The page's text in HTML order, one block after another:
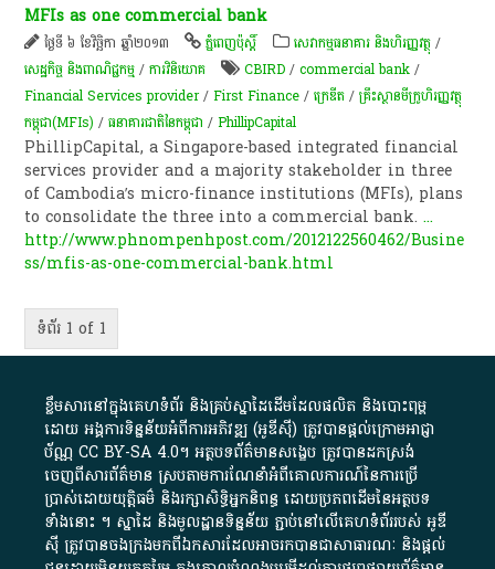
MFIs as one commercial bank
ថ្ងៃទី ៦ ខែវិច្ឆិកា ឆ្នាំ២០១៣ ភ្នំពេញប៉ុស្តិ៍ សេវាកម្មធនាគារ និងហិរញ្ញវត្ថុ /
សេដ្ឋកិច្ច និងពាណិជ្ជកម្ម /ការវិនិយោគ CBIRD /commercial bank /
Financial Services provider/First Finance /ក្រេឌីត /គ្រឹះស្ថាន​មីក្រូ​ហិរញ្ញវត្ថុ​
កម្ពុជា(MFIs) /ធនាគារជាតិនៃកម្ពុជា /PhillipCapital
PhillipCapital, a Singapore-based integrated financial
services provider and a majority stakeholder in three
of Cambodia’s micro-finance institutions (MFIs), plans
to consolidate the three into a commercial bank....
http://www.phnompenhpost.com/2012122560462/Busine
ss/mfis-as-one-commercial-bank.html
ទំព័រ 1 of 1
ខ្លឹមសារ​នៅ​ក្នុង​គេហទំព័រ និង​គ្រប់​ស្នា​ដៃ​ដើម​ដែល​ផលិត​ និង​បោះពុម្ព​
ដោយ​ អង្គការ​ទិន្នន័យ​អំពី​ការអភិវឌ្ឍ​​ (អូ​ឌី​ស៊ី)​ ត្រូវ​បាន​ផ្តល់​ក្រោម​អាជ្ញា
ប័ណ្ណ​CC BY-SA 4.0។​ អត្ថបទ​ព័ត៌មាន​សង្ខេប​ ត្រូវ​បាន​ដកស្រង់​
ចេញពី​សារព័ត៌មាន ស្របតាមការ​ណែនាំ​អំពី​គោលការណ៍​នៃ​ការ​ប្រើ
ប្រាស់​ដោយ​យុត្តិធម៌​ និង​រក្សាសិទ្ធិអ្នកនិពន្ធ ដោយ​ប្រភពដើម​នៃ​​អត្ថបទ
ទាំង​នោះ​ ។​ ស្នាដៃ​ និង​មូលដ្ឋាន​ទិន្នន័យ ​ភ្ជាប់​នៅ​លើ​គេហទំព័រ​របស់​ អូ​ឌី​
ស៊ី​ ត្រូវ​បាន​ចងក្រង​មក​ពី​ឯកសារ​ដែល​អាច​រក​បានជា​សាធារណៈ​ និង​ផ្តល់​